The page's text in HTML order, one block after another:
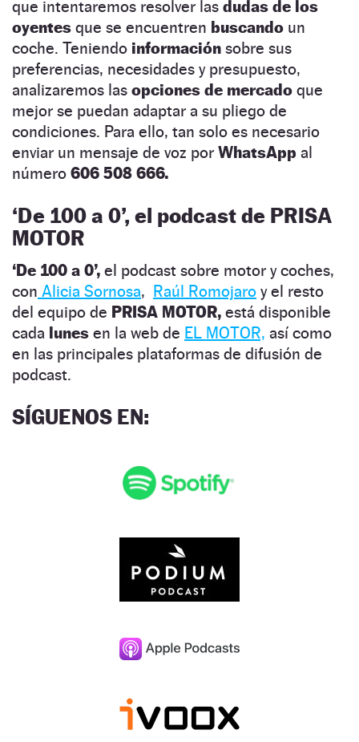
que intentaremos resolver las dudas de los
oyentes que se encuentren buscando un
coche. Teniendo información sobre sus
preferencias, necesidades y presupuesto,
analizaremos las opciones de mercado que
mejor se puedan adaptar a su pliego de
condiciones. Para ello, tan solo es necesario
enviar un mensaje de voz por WhatsApp al
número 606 508 666.
‘De 100 a 0’, el podcast de PRISA
MOTOR
‘De 100 a 0’, el podcast sobre motor y coches,
con Alicia Sornosa, Raúl Romojaro y el resto
del equipo de PRISA MOTOR, está disponible
cada lunes en la web de EL MOTOR, así como
en las principales plataformas de difusión de
podcast.
SÍGUENOS EN: